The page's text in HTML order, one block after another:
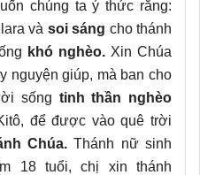
chúng ta ý thức rằng:
và soi sáng cho thánh
khó nghèo.Xin Chúa
nguyện giúp, mà ban cho
sống tinh thần nghèo
để được vào quê trời
Chúa.Thánh nữ sinh
18 tuổi, chị xin thánh